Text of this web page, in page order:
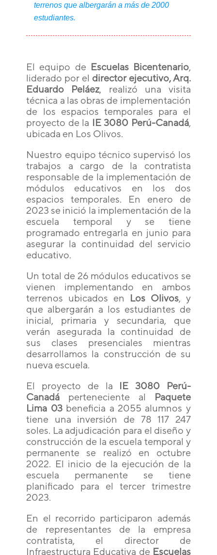
terrenos que albergarán a más de 2000
estudiantes.
El equipo de Escuelas Bicentenario,
liderado por el director ejecutivo, Arq.
Eduardo Peláez, realizó una visita
técnica a las obras de implementación
de los espacios temporales para el
proyecto de la IE 3080 Perú-Canadá,
ubicada en Los Olivos.
Nuestro equipo técnico supervisó los
trabajos a cargo de la contratista
responsable de la implementación de
módulos educativos en los dos
espacios temporales. En enero de
2023 se inició la implementación de la
escuela temporal y se tiene
programado entregarla en junio para
asegurar la continuidad del servicio
educativo.
Un total de 26 módulos educativos se
vienen implementando en ambos
terrenos ubicados en Los Olivos, y
que albergarán a los estudiantes de
inicial, primaria y secundaria, que
verán asegurada la continuidad de
sus clases presenciales mientras
desarrollamos la construcción de su
nueva escuela.
El proyecto de la IE 3080 Perú-
Canadá perteneciente al
Paquete
Lima 03beneficia a 2055 alumnos y
tiene una inversión de 78 117 247
soles. La adjudicación para el diseño y
construcción de la escuela temporal y
permanente se realizó en octubre
2022. El inicio de la ejecución de la
escuela permanente se tiene
planificado para el tercer trimestre
2023.
En el recorrido participaron además
de representantes de la empresa
contratista, el director de
Infraestructura Educativa de Escuelas